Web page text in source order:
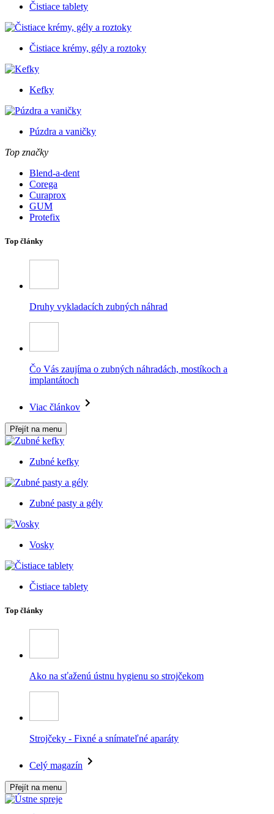
Čistiace tablety
Čistiace krémy, gély a roztoky
Kefky
Púzdra a vaničky
Top značky
Blend-a-dent
Corega
Curaprox
GUM
Protefix
Top články
Druhy vykladacích zubných náhrad
Čo Vás zaujíma o zubných náhradách, mostíkoch a
implantátoch
Viac článkov
Přejít na menu
Zubné kefky
Zubné pasty a gély
Vosky
Čistiace tablety
Top články
Ako na sťaženú ústnu hygienu so strojčekom
Strojčeky - Fixné a snímateľné aparáty
Celý magazín
Přejít na menu